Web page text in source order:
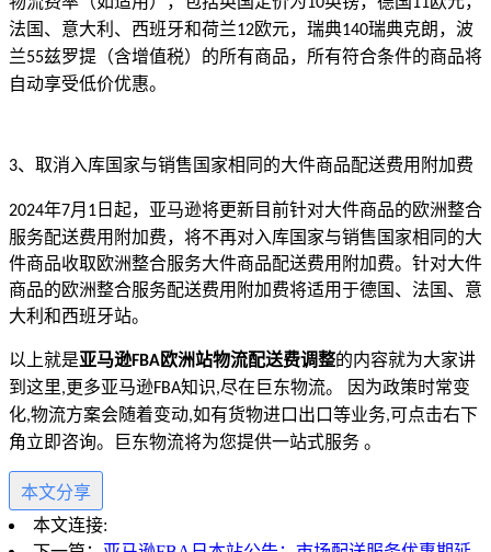
10 11
法国、意大利、西班牙和荷兰12欧元，瑞典140瑞典克朗，波
兰55兹罗提（含增值税）的所有商品，所有符合条件的商品将
自动享受低价优惠。
3、取消入库国家与销售国家相同的大件商品配送费用附加费
2024年7月 1 日起，亚马逊将更新目前针对大件商品的欧洲整合
服务配送费用附加费，将不再对入库国家与销售国家相同的大
件商品收取欧洲整合服务大件商品配送费用附加费。针对大件
商品的欧洲整合服务配送费用附加费将适用于德国、法国、意
大利和西班牙站。
以上就是亚马逊FBA欧洲站物流配送费调整的内容就为大家讲
到这里,更多亚马逊FBA知识,尽在巨东物流。 因为政策时常变
化,物流方案会随着变动,如有货物进口出口等业务,可点击右下
角立即咨询。巨东物流将为您提供一站式服务 。
本文分享
本文连接: